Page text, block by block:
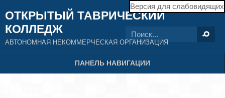
ОТКРЫТЫЙ ТАВРИЧЕСКИЙ
КОЛЛЕДЖ
АВТОНОМНАЯ НЕКОММЕРЧЕСКАЯ ОРГАНИЗАЦИЯ
Версия для слабовидящих
ПАНЕЛЬ НАВИГАЦИИ